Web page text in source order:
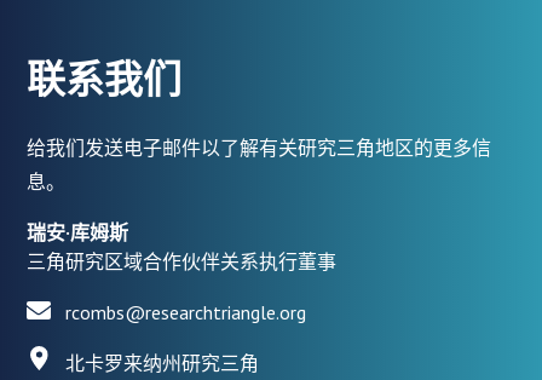
联系我们
给我们发送电子邮件以了解有关研究三角地区的更多信
息。
瑞安·库姆斯
三角研究区域合作伙伴关系执行董事
rcombs@researchtriangle.org
北卡罗来纳州研究三角